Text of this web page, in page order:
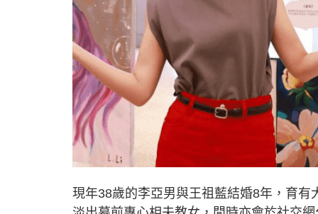
現年38歲的李亞男與王祖藍結婚8年，育